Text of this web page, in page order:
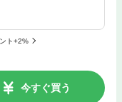
ト+2%
今すぐ買う